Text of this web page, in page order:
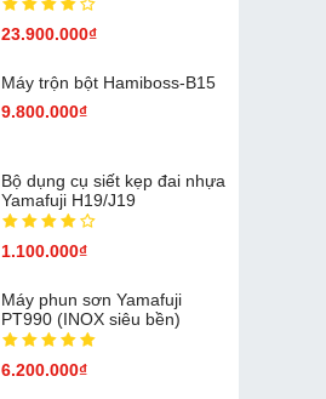
23.900.000₫
Máy trộn bột Hamiboss-B15
9.800.000₫
Bộ dụng cụ siết kẹp đai nhựa
Yamafuji H19/J19
1.100.000₫
Máy phun sơn Yamafuji
PT990 (INOX siêu bền)
6.200.000₫